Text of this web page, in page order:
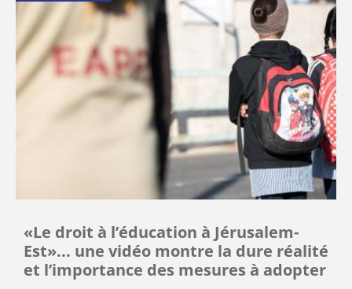
«Le droit à l’éducation à Jérusalem-
Est»... une vidéo montre la dure réalité
et l’importance des mesures à adopter